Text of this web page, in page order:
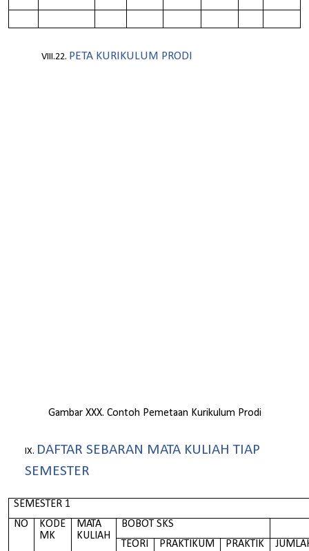
PETA KURIKULUM PRODI
Gambar XXX. Contoh Pemetaan Kurikulum Prodi
DAFTAR SEBARAN MATA KULIAH TIAP
SEMESTER
SEMESTER 1
NO
KODE
MK
MATA
KULIAH
BOBOT SKS
TEORI
PRAKTIKUM PRAKTIK